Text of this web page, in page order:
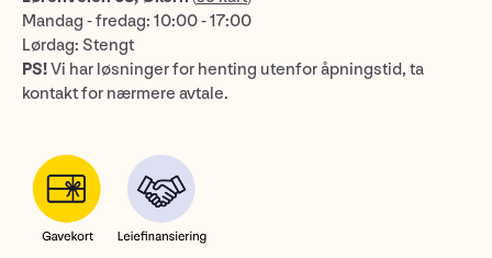
Mandag - fredag: 10:00 - 17:00
Lørdag: Stengt
PS!Vi har løsninger for henting utenfor åpningstid, ta
kontakt for nærmere avtale.